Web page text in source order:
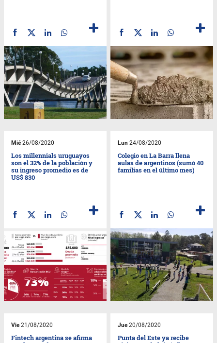
Mié26/08/2020
Los millennials uruguayos
son el 32% de la población y
su ingreso promedio es de
US$ 830
Lun 24/08/2020
Colegio en La Barra llena
aulas de argentinos (sumó 40
familias en el último mes)
Vie21/08/2020
Fintech argentina se afirma
Jue20/08/2020
Punta del Este ya recibe